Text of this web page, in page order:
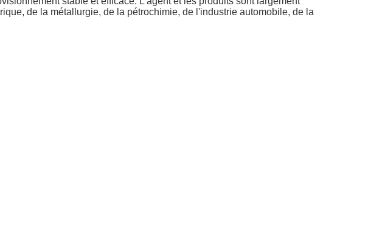
de la métallurgie, de la pétrochimie, de l'industrie automobile, de la